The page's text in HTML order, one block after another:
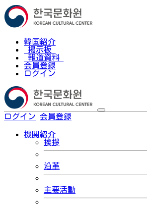
韓国紹介
掲示板
報道資料
会員登録
ログイン
ログイン 会員登録
機関紹介
挨拶
沿革
主要活動